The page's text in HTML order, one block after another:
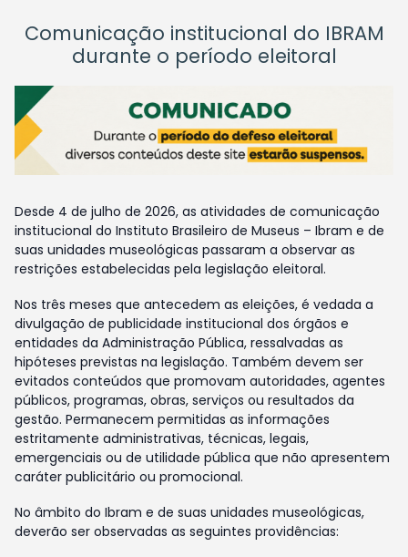
Comunicação institucional do IBRAM
durante o período eleitoral
Desde 4 de julho de 2026, as atividades de comunicação
institucional do Instituto Brasileiro de Museus – Ibram e de
suas unidades museológicas passaram a observar as
restrições estabelecidas pela legislação eleitoral.
Nos três meses que antecedem as eleições, é vedada a
divulgação de publicidade institucional dos órgãos e
entidades da Administração Pública, ressalvadas as
hipóteses previstas na legislação. Também devem ser
evitados conteúdos que promovam autoridades, agentes
públicos, programas, obras, serviços ou resultados da
gestão. Permanecem permitidas as informações
estritamente administrativas, técnicas, legais,
emergenciais ou de utilidade pública que não apresentem
caráter publicitário ou promocional.
No âmbito do Ibram e de suas unidades museológicas,
deverão ser observadas as seguintes providências: